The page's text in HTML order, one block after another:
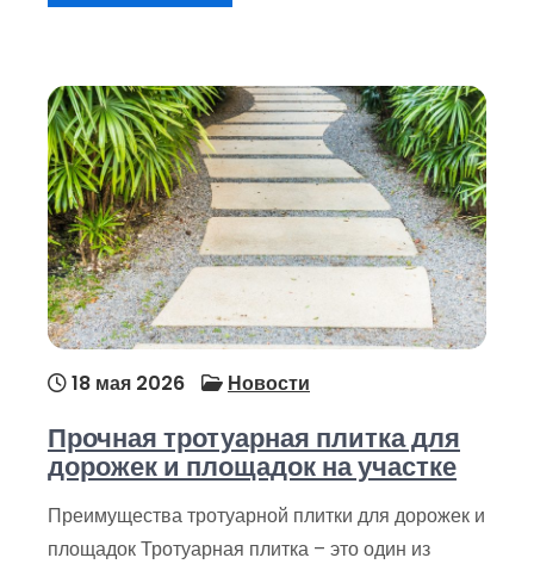
18 мая 2026 Новости
Прочная тротуарная плитка для
дорожек и площадок на участке
Преимущества тротуарной плитки для дорожек и
площадок Тротуарная плитка – это один из